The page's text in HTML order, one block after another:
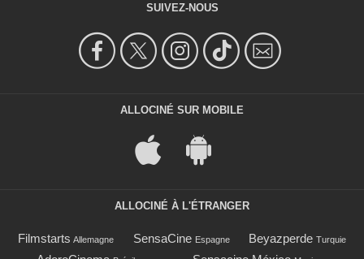
SUIVEZ-NOUS
ALLOCINÉ SUR MOBILE
ALLOCINÉ À L'ÉTRANGER
Filmstarts Allemagne SensaCine Espagne Beyazperde Turquie